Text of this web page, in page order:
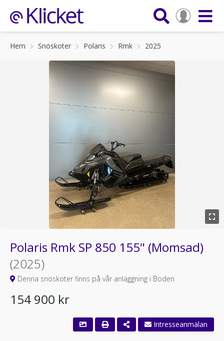
Hem Snöskoter Polaris Rmk 2025
Polaris Rmk SP 850 155" (Momsad)
(2025)
Denna snöskoter finns på vår anläggning i Boden
154 900 kr
Intresseanmälan